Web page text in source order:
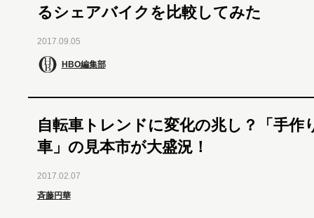
るシェアバイクを比較してみた
2017.09.05
HBO編集部
自転車トレンドに変化の兆し？「手作
車」の見本市が大盛況！
2017.02.07
斉藤円華